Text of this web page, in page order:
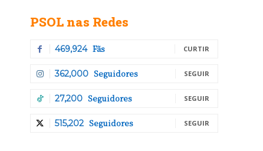
PSOL nas Redes
469,924 Fãs CURTIR
362,000 Seguidores SEGUIR
27,200 Seguidores SEGUIR
515,202 Seguidores SEGUIR